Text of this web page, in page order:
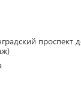
проспект